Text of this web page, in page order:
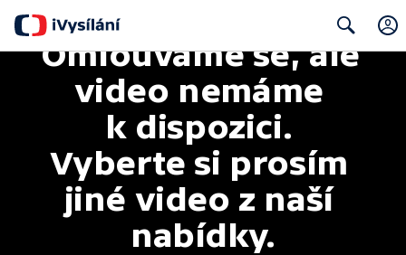
Search
Omlouváme se, ale
video nemáme
k dispozici.
Vyberte si prosím
jiné video z naší
nabídky.